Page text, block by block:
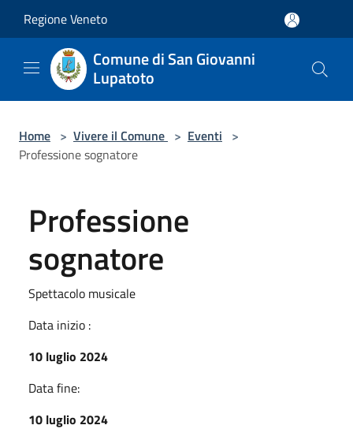
Regione Veneto
Comune di San Giovanni
Lupatoto
Home > Vivere il Comune > Eventi >
Professione sognatore
Professione
sognatore
Spettacolo musicale
Data inizio :
10 luglio 2024
Data fine:
10 luglio 2024